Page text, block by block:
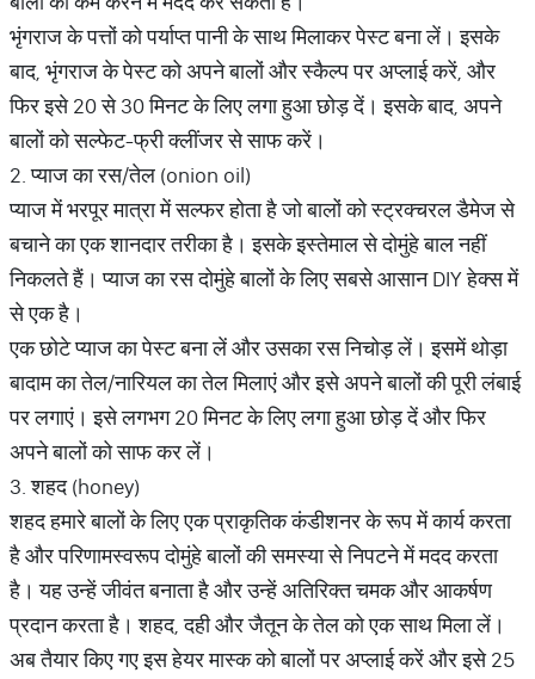
भृंगराज के पत्तों को पर्याप्त पानी के साथ मिलाकर पेस्ट बना लें। इसके
बाद, भृंगराज के पेस्ट को अपने बालों और स्कैल्प पर अप्लाई करें, और
फिर इसे 20 से 30 मिनट के लिए लगा हुआ छोड़ दें। इसके बाद, अपने
बालों को सल्फेट-फ्री क्लींजर से साफ करें।
2. प्याज का रस/तेल (onion oil)
प्याज में भरपूर मात्रा में सल्फर होता है जो बालों को स्ट्रक्चरल डैमेज से
बचाने का एक शानदार तरीका है। इसके इस्तेमाल से दोमुंहे बाल नहीं
निकलते हैं। प्याज का रस दोमुंहे बालों के लिए सबसे आसान DIY हेक्स में
से एक है।
एक छोटे प्याज का पेस्ट बना लें और उसका रस निचोड़ लें। इसमें थोड़ा
बादाम का तेल/नारियल का तेल मिलाएं और इसे अपने बालों की पूरी लंबाई
पर लगाएं। इसे लगभग 20 मिनट के लिए लगा हुआ छोड़ दें और फिर
अपने बालों को साफ कर लें।
3. शहद (honey)
शहद हमारे बालों के लिए एक प्राकृतिक कंडीशनर के रूप में कार्य करता
है और परिणामस्वरूप दोमुंहे बालों की समस्या से निपटने में मदद करता
है। यह उन्हें जीवंत बनाता है और उन्हें अतिरिक्त चमक और आकर्षण
प्रदान करता है। शहद, दही और जैतून के तेल को एक साथ मिला लें।
अब तैयार किए गए इस हेयर मास्क को बालों पर अप्लाई करें और इसे 25